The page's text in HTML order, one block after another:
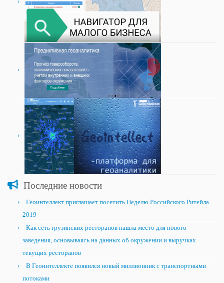
Последние новости
Геоинтеллект приглашает посетить Неделю Российского Ритейла
2019
Как сеть грузинских ресторанов нашла место для нового
заведения, основываясь на данных об окружении и выручках
текущих ресторанов
В Геоинтеллекте появился новый миллионник с транспортными
потоками